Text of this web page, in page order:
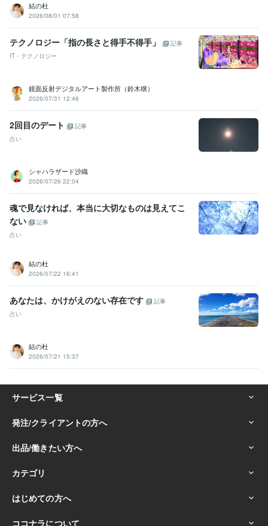
結の杜
2026/08/01 07:58
テクノロジー「指の長さと得手不得手」
記事
IT・テクノロジー
鏡面反射デジタルアート製作所（鈴木穣）
2026/07/31 12:46
2回目のデート
記事
占い
シャハラザード沙織
2026/07/26 22:04
魂で見なければ、本当に大切なものは見えてこ
ない
記事
占い
結の杜
2026/07/22 16:41
あなたは、かけがえのない存在です
記事
占い
結の杜
2026/07/21 15:37